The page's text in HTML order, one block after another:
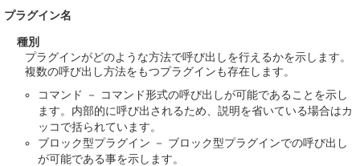
プラグイン名
種別
プラグインがどのような方法で呼び出しを行えるかを示します。
複数の呼び出し方法をもつプラグインも存在します。
コマンド － コマンド形式の呼び出しが可能であることを示し
ます。内部的に呼び出されるため、説明を省いている場合はカ
ッコで括られています。
ブロック型プラグイン － ブロック型プラグインでの呼び出し
が可能である事を示します。